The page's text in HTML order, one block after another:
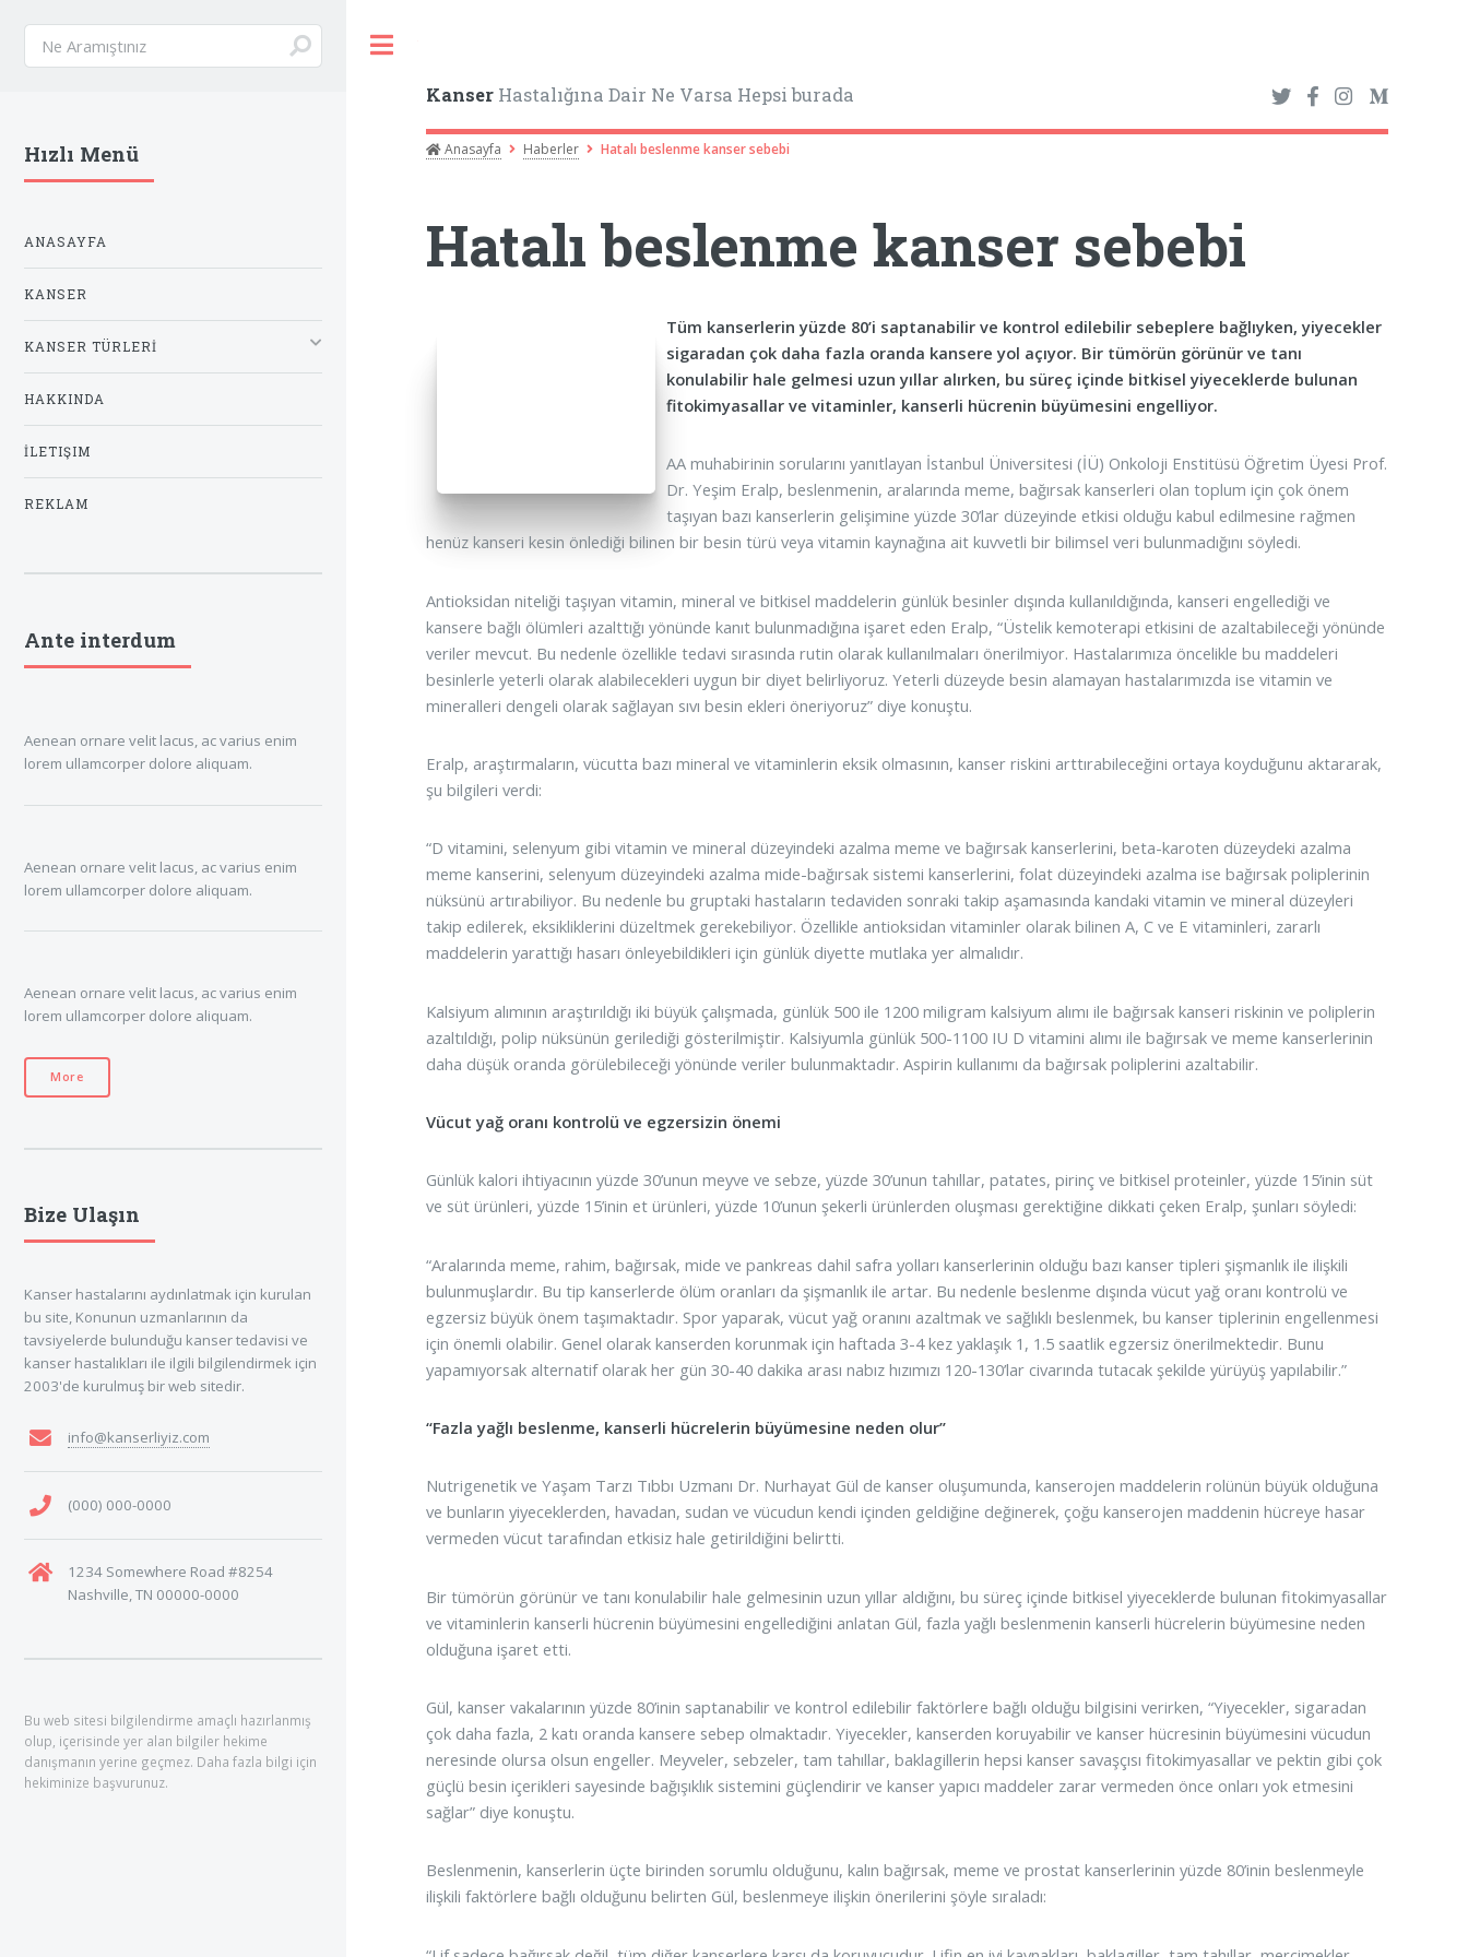
Kanser Hastalığına Dair Ne Varsa Hepsi burada
Anasayfa Haberler Hatalı beslenme kanser sebebi
Hatalı beslenme kanser sebebi
Tüm kanserlerin yüzde 80’i saptanabilir ve kontrol edilebilir sebeplere bağlıyken, yiyecekler
sigaradan çok daha fazla oranda kansere yol açıyor. Bir tümörün görünür ve tanı
konulabilir hale gelmesi uzun yıllar alırken, bu süreç içinde bitkisel yiyeceklerde bulunan
fitokimyasallar ve vitaminler, kanserli hücrenin büyümesini engelliyor.
AA muhabirinin sorularını yanıtlayan İstanbul Üniversitesi (İÜ) Onkoloji Enstitüsü Öğretim Üyesi Prof.
Dr. Yeşim Eralp, beslenmenin, aralarında meme, bağırsak kanserleri olan toplum için çok önem
taşıyan bazı kanserlerin gelişimine yüzde 30’lar düzeyinde etkisi olduğu kabul edilmesine rağmen
henüz kanseri kesin önlediği bilinen bir besin türü veya vitamin kaynağına ait kuvvetli bir bilimsel veri bulunmadığını söyledi.
Antioksidan niteliği taşıyan vitamin, mineral ve bitkisel maddelerin günlük besinler dışında kullanıldığında, kanseri engellediği ve
kansere bağlı ölümleri azalttığı yönünde kanıt bulunmadığına işaret eden Eralp, “Üstelik kemoterapi etkisini de azaltabileceği yönünde
veriler mevcut. Bu nedenle özellikle tedavi sırasında rutin olarak kullanılmaları önerilmiyor. Hastalarımıza öncelikle bu maddeleri
besinlerle yeterli olarak alabilecekleri uygun bir diyet belirliyoruz. Yeterli düzeyde besin alamayan hastalarımızda ise vitamin ve
mineralleri dengeli olarak sağlayan sıvı besin ekleri öneriyoruz” diye konuştu.
Eralp, araştırmaların, vücutta bazı mineral ve vitaminlerin eksik olmasının, kanser riskini arttırabileceğini ortaya koyduğunu aktararak,
şu bilgileri verdi:
“D vitamini, selenyum gibi vitamin ve mineral düzeyindeki azalma meme ve bağırsak kanserlerini, beta-karoten düzeydeki azalma
meme kanserini, selenyum düzeyindeki azalma mide-bağırsak sistemi kanserlerini, folat düzeyindeki azalma ise bağırsak poliplerinin
nüksünü artırabiliyor. Bu nedenle bu gruptaki hastaların tedaviden sonraki takip aşamasında kandaki vitamin ve mineral düzeyleri
takip edilerek, eksikliklerini düzeltmek gerekebiliyor. Özellikle antioksidan vitaminler olarak bilinen A, C ve E vitaminleri, zararlı
maddelerin yarattığı hasarı önleyebildikleri için günlük diyette mutlaka yer almalıdır.
Kalsiyum alımının araştırıldığı iki büyük çalışmada, günlük 500 ile 1200 miligram kalsiyum alımı ile bağırsak kanseri riskinin ve poliplerin
azaltıldığı, polip nüksünün gerilediği gösterilmiştir. Kalsiyumla günlük 500-1100 IU D vitamini alımı ile bağırsak ve meme kanserlerinin
daha düşük oranda görülebileceği yönünde veriler bulunmaktadır. Aspirin kullanımı da bağırsak poliplerini azaltabilir.
Vücut yağ oranı kontrolü ve egzersizin önemi
Günlük kalori ihtiyacının yüzde 30’unun meyve ve sebze, yüzde 30’unun tahıllar, patates, pirinç ve bitkisel proteinler, yüzde 15’inin süt
ve süt ürünleri, yüzde 15’inin et ürünleri, yüzde 10’unun şekerli ürünlerden oluşması gerektiğine dikkati çeken Eralp, şunları söyledi:
“Aralarında meme, rahim, bağırsak, mide ve pankreas dahil safra yolları kanserlerinin olduğu bazı kanser tipleri şişmanlık ile ilişkili
bulunmuşlardır. Bu tip kanserlerde ölüm oranları da şişmanlık ile artar. Bu nedenle beslenme dışında vücut yağ oranı kontrolü ve
egzersiz büyük önem taşımaktadır. Spor yaparak, vücut yağ oranını azaltmak ve sağlıklı beslenmek, bu kanser tiplerinin engellenmesi
için önemli olabilir. Genel olarak kanserden korunmak için haftada 3-4 kez yaklaşık 1, 1.5 saatlik egzersiz önerilmektedir. Bunu
yapamıyorsak alternatif olarak her gün 30-40 dakika arası nabız hızımızı 120-130’lar civarında tutacak şekilde yürüyüş yapılabilir.”
“Fazla yağlı beslenme, kanserli hücrelerin büyümesine neden olur”
Nutrigenetik ve Yaşam Tarzı Tıbbı Uzmanı Dr. Nurhayat Gül de kanser oluşumunda, kanserojen maddelerin rolünün büyük olduğuna
ve bunların yiyeceklerden, havadan, sudan ve vücudun kendi içinden geldiğine değinerek, çoğu kanserojen maddenin hücreye hasar
vermeden vücut tarafından etkisiz hale getirildiğini belirtti.
Bir tümörün görünür ve tanı konulabilir hale gelmesinin uzun yıllar aldığını, bu süreç içinde bitkisel yiyeceklerde bulunan fitokimyasallar
ve vitaminlerin kanserli hücrenin büyümesini engellediğini anlatan Gül, fazla yağlı beslenmenin kanserli hücrelerin büyümesine neden
olduğuna işaret etti.
Gül, kanser vakalarının yüzde 80’inin saptanabilir ve kontrol edilebilir faktörlere bağlı olduğu bilgisini verirken, “Yiyecekler, sigaradan
çok daha fazla, 2 katı oranda kansere sebep olmaktadır. Yiyecekler, kanserden koruyabilir ve kanser hücresinin büyümesini vücudun
neresinde olursa olsun engeller. Meyveler, sebzeler, tam tahıllar, baklagillerin hepsi kanser savaşçısı fitokimyasallar ve pektin gibi çok
güçlü besin içerikleri sayesinde bağışıklık sistemini güçlendirir ve kanser yapıcı maddeler zarar vermeden önce onları yok etmesini
sağlar” diye konuştu.
Beslenmenin, kanserlerin üçte birinden sorumlu olduğunu, kalın bağırsak, meme ve prostat kanserlerinin yüzde 80’inin beslenmeyle
ilişkili faktörlere bağlı olduğunu belirten Gül, beslenmeye ilişkin önerilerini şöyle sıraladı:
Hızlı Menü
ANASAYFA
KANSER
KANSER TÜRLERİ
HAKKINDA
İLETIŞIM
REKLAM
Ante interdum
Aenean ornare velit lacus, ac varius enim
lorem ullamcorper dolore aliquam.
Aenean ornare velit lacus, ac varius enim
lorem ullamcorper dolore aliquam.
Aenean ornare velit lacus, ac varius enim
lorem ullamcorper dolore aliquam.
More
Bize Ulaşın
Kanser hastalarını aydınlatmak için kurulan
bu site, Konunun uzmanlarının da
tavsiyelerde bulunduğu kanser tedavisi ve
kanser hastalıkları ile ilgili bilgilendirmek için
2003'de kurulmuş bir web sitedir.
info@kanserliyiz.com
(000) 000-0000
1234 Somewhere Road #8254
Nashville, TN 00000-0000
Bu web sitesi bilgilendirme amaçlı hazırlanmış
olup, içerisinde yer alan bilgiler hekime
danışmanın yerine geçmez. Daha fazla bilgi için
hekiminize başvurunuz.